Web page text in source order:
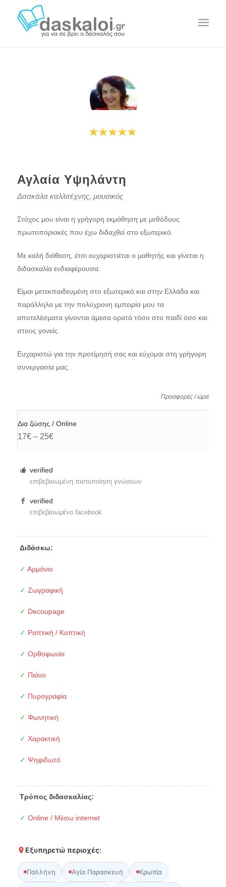
Αγλαία Υψηλάντη
Δασκάλα καλλιτέχνης, μουσικός
Στόχος μου είναι η γρήγορη εκμάθηση με μεθόδους
πρωτοποριακές που έχω διδαχθεί στο εξωτερικό.
Με καλή διάθεση, έτσι ευχαριστιέται ο μαθητής και γίνεται η
διδασκαλία ενδιαφέρουσα.
Είμαι μετεκπαιδευμένη στο εξωτερικό και στην Ελλάδα και
παράλληλα με την πολύχρονη εμπειρία μου τα
αποτελέσματα γίνονται άμεσα ορατά τόσο στο παιδί όσο και
στους γονείς.
Ευχαριστώ για την προτίμησή σας και εύχομαι στη γρήγορη
συνεργασία μας.
Προσφορές / ώρα
Δια ζώσης / Online
17€ – 25€
verified
επιβεβαιωμένη πιστοποίηση γνώσεων
verified
επιβεβαιωμένο facebook
Διδάσκω:
✓ Αρμόνιο
✓ Ζωγραφική
✓ Decoupage
✓ Ραπτική / Κοπτική
✓ Ορθοφωνία
✓ Πιάνο
✓ Πυρογραφία
✓ Φωνητική
✓ Χαρακτική
✓ Ψηφιδωτό
Τρόπος διδασκαλίας:
✓ Online / Μέσω internet
Εξυπηρετώ περιοχές:
Παλλήνη Αγία Παρασκευή Κρωπία